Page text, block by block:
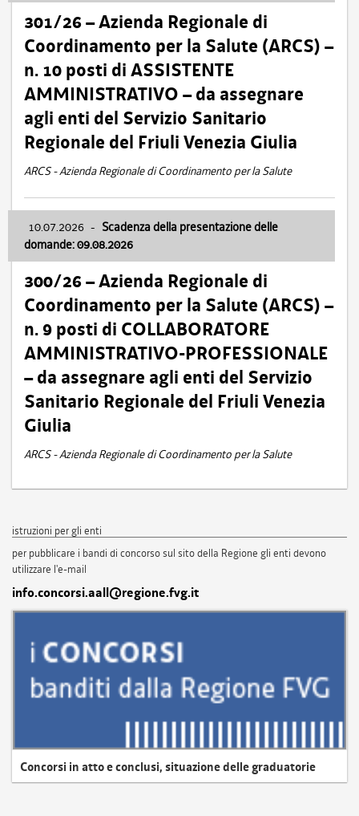
301/26 – Azienda Regionale di
Coordinamento per la Salute (ARCS) –
n. 10 posti di ASSISTENTE
AMMINISTRATIVO – da assegnare
agli enti del Servizio Sanitario
Regionale del Friuli Venezia Giulia
ARCS - Azienda Regionale di Coordinamento per la Salute
10.07.2026 - Scadenza della presentazione delle
domande: 09.08.2026
300/26 – Azienda Regionale di
Coordinamento per la Salute (ARCS) –
n. 9 posti di COLLABORATORE
AMMINISTRATIVO-PROFESSIONALE
– da assegnare agli enti del Servizio
Sanitario Regionale del Friuli Venezia
Giulia
ARCS - Azienda Regionale di Coordinamento per la Salute
istruzioni per gli enti
per pubblicare i bandi di concorso sul sito della Regione gli enti devono
utilizzare l'e-mail
info.concorsi.aall@regione.fvg.it
Concorsi in atto e conclusi, situazione delle graduatorie